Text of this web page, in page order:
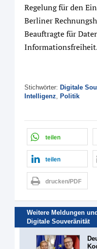
Regelung für den
Berliner
Beauftragte für
Stichwörter: Digitale
Intelligenz
Politik
teilen
teilen
drucken/PDF
Weitere Meldungen
Digitale Souveränität